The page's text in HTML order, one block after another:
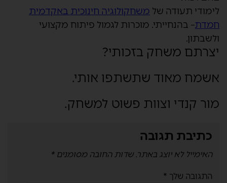
לימודי תעודה של משחקולוגיה חינוכית באקדמית
חמדת– בהנחייתי. מוכרות לגמול פיתוח מקצועי
ולשבתון.
יצרתם משחק בזכותי?
אשמח מאוד שתשתפו אותי.
מור קנדי וצוות פשוט למשחק.
כתיבת תגובה
האימייל לא יוצג באתר. שדות החובה מסומנים*
התגובה שלך *